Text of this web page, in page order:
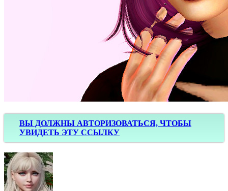
ВЫ ДОЛЖНЫ АВТОРИЗОВАТЬСЯ, ЧТОБЫ
УВИДЕТЬ ЭТУ ССЫЛКУ